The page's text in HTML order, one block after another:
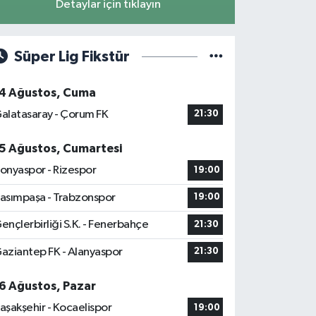
Detaylar için tıklayın
Süper Lig Fikstür
Ağustos, Cuma
- Çorum FK
21:30
Ağustos, Cumartesi
- Rizespor
19:00
- Trabzonspor 19:00
S.K. - Fenerbahçe 21:30
FK - Alanyaspor 21:30
Ağustos, Pazar
- Kocaelispor
19:00